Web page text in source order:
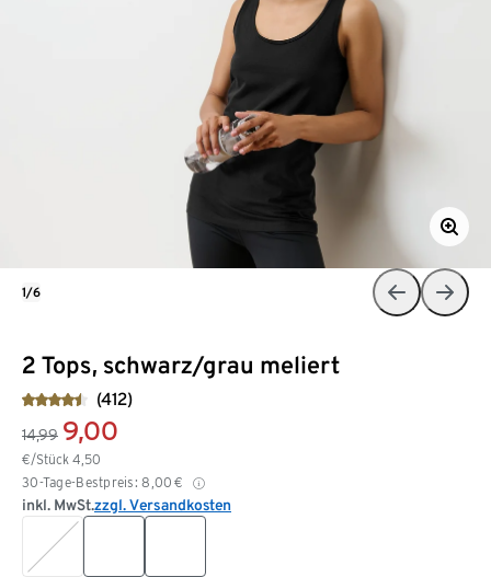
2 Tops, schwarz/grau meliert
(412)
14,99 9,00
€/Stück 4,50
30-Tage-Bestpreis: 8,00 €
inkl. MwSt.zzgl. Versandkosten
1/6